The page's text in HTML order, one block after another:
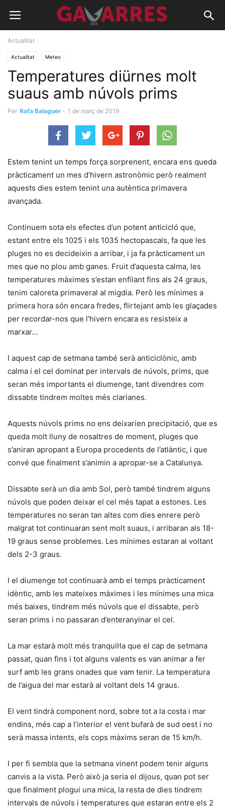
Actualitat
Actualitat Meteo
Temperatures diürnes molt
suaus amb núvols prims
Per Rafa Balaguer - 1 de març de 2019
Estem tenint un temps força sorprenent, encara ens queda
pràcticament un mes d’hivern astronòmic però realment
aquests dies estem tenint una autèntica primavera
avançada.
Continuem sota els efectes d’un potent anticicló que,
estant entre els 1025 i els 1035 hectopascals, fa que les
pluges no es decideixin a arribar, i ja fa pràcticament un
mes que no plou amb ganes. Fruit d’aquesta calma, les
temperatures màximes s’estan enfilant fins als 24 graus,
tenim caloreta primaveral al migdia. Però les mínimes a
primera hora són encara fredes, flirtejant amb les glaçades
per recordar-nos que l’hivern encara es resisteix a
marxar…
I aquest cap de setmana també serà anticiclònic, amb
calma i el cel dominat per intervals de núvols, prims, que
seran més importants el diumenge, tant divendres com
dissabte tindrem moltes més clarianes.
Aquests núvols prims no ens deixarien precipitació, que es
queda molt lluny de nosaltres de moment, pluges que
s’aniran apropant a Europa procedents de l’atlàntic, i que
convé que finalment s’animin a apropar-se a Catalunya.
Dissabte serà un dia amb Sol, però també tindrem alguns
núvols que poden deixar el cel més tapat a estones. Les
temperatures no seran tan altes com dies enrere però
malgrat tot continuaran sent molt suaus, i arribaran als 18-
19 graus sense problemes. Les mínimes estaran al voltant
dels 2-3 graus.
I el diumenge tot continuarà amb el temps pràcticament
idèntic, amb les mateixes màximes i les mínimes una mica
més baixes, tindrem més núvols que el dissabte, però
seran prims i no passaran d’enteranyinar el cel.
La mar estarà molt més tranquil·la que el cap de setmana
passat, quan fins i tot alguns valents es van animar a fer
surf amb les grans onades que vam tenir. La temperatura
de l’aigua del mar estarà al voltant dels 14 graus.
El vent tindrà component nord, sobre tot a la costa i mar
endins, més cap a l’interior el vent bufarà de sud oest i no
serà massa intents, els cops màxims seran de 15 km/h.
I per fi sembla que la setmana vinent podem tenir alguns
canvis a la vista. Però això ja seria el dijous, quan pot ser
que finalment plogui una mica, la resta de dies tindrem
intervals de núvols i temperatures que estaran entre els 2